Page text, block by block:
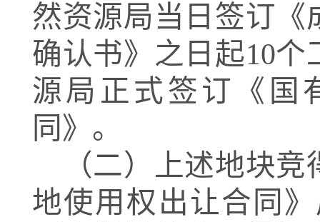
然资源局当日签订《
确认书》之日起10个
源局正式签订《国
同》。
（二）上述地块竞
地使用权出让合同